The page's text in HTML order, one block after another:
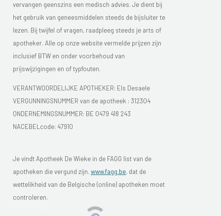
vervangen geenszins een medisch advies. Je dient bij
het gebruik van geneesmiddelen steeds de bijsluiter te
lezen. Bij twijfel of vragen, raadpleeg steeds je arts of
apotheker. Alle op onze website vermelde prijzen zijn
inclusief BTW en onder voorbehoud van
prijswijzigingen en of typfouten.
VERANTWOORDELIJKE APOTHEKER: Els Desaele
VERGUNNINGSNUMMER van de apotheek : 312304
ONDERNEMINGSNUMMER: BE 0479 418 243
NACEBELcode: 47910
Je vindt Apotheek De Wieke in de FAGG list van de
apotheken die vergund zijn. www.fagg.be, dat de
wettelikheid van de Belgische (online) apotheken moet
controleren.